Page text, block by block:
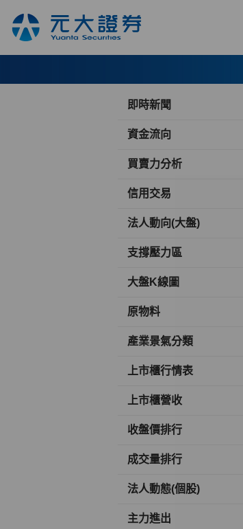
即時新聞
資金流向
買賣力分析
信用交易
法人動向(大盤)
支撐壓力區
大盤K線圖
原物料
產業景氣分類
上市櫃行情表
上市櫃營收
收盤價排行
成交量排行
法人動態(個股)
主力進出